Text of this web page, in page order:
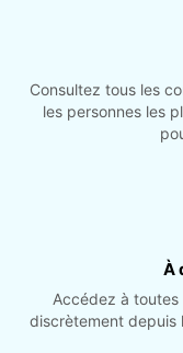
Consultez tous les
les personnes les
À
Accédez à
discrètement depuis